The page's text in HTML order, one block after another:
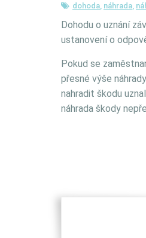
dohoda, náhrada,
Dohodu o uznání
ustanovení o
Pokud se
přesné výše
nahradit škodu
náhrada škody